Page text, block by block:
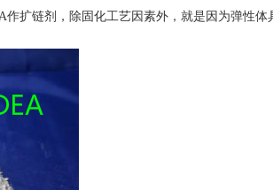
扩链剂，除固化工艺因素外，就是因为弹性体